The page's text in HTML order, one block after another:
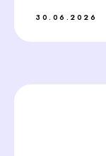
30.06.2026